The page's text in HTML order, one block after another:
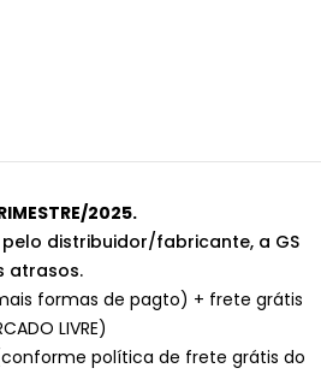
2025.
distribuidor/fabricante, a GS
atrasos.
formas de pagto) + frete grátis
LIVRE)
política de frete grátis do